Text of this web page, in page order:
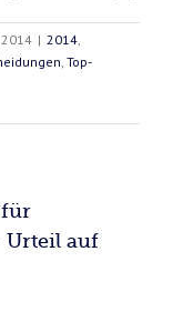
2014 | 2014
Top-
für
Urteil auf